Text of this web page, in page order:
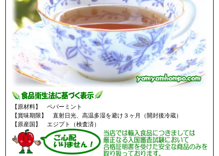
【原材料】 ペパーミント
【賞味期限】 直射日光、高温多湿を避け３ヶ月（開封後冷蔵）
【原産国】 エジプト（検査済）